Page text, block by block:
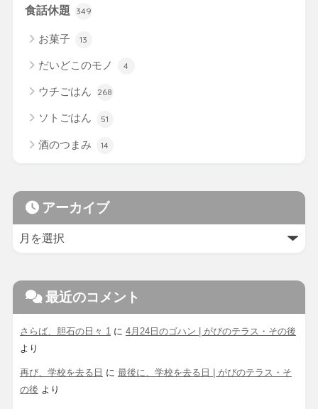
食話休題 349
お菓子 13
だいどこのモノ 4
ウチごはん 268
ソトごはん 51
酒のつまみ 14
アーカイブ
最近のコメント
さらば、胆石の日々 1に 4月24日のゴハン | がびのテラス・その後
より
再び、学校を去る日 に 最後に、学校を去る日 | がびのテラス・そ
の後 より